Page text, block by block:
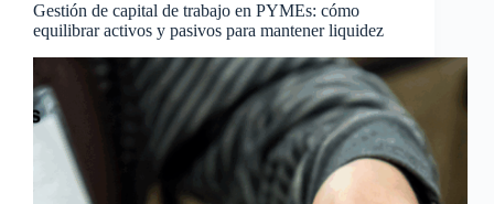
Gestión de capital de trabajo en PYMEs: cómo
equilibrar activos y pasivos para mantener liquidez